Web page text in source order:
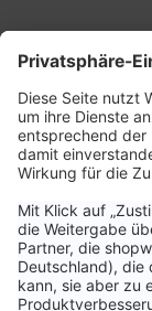
Unternehmen
Aktuelle